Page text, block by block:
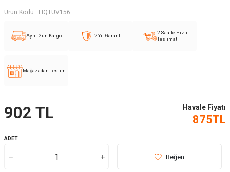
Ürün Kodu : HQTUV156
Aynı Gün Kargo 2 Yıl Garanti
2 Saatte Hızlı
Teslimat
Mağazadan Teslim
902 TL Havale Fiyatı
875TL
ADET
Beğen